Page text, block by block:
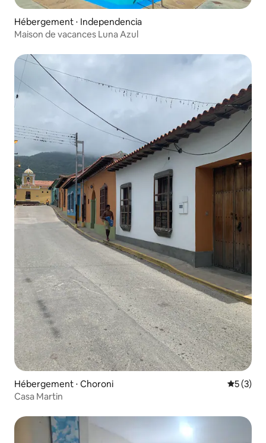
Hébergement ⋅ Independencia
Maison de vacances Luna Azul
Hébergement ⋅ Choroni
5 (3)
Casa Martin